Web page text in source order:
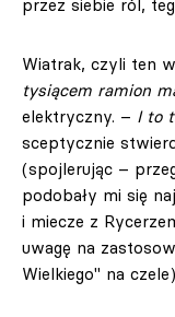
przez siebie ról,
Wiatrak, czyli ten
tysiącem ramion
elektryczny. – I to
sceptycznie
(spojlerując –
podobały mi się
i miecze z
uwagę na
Wielkiego" na